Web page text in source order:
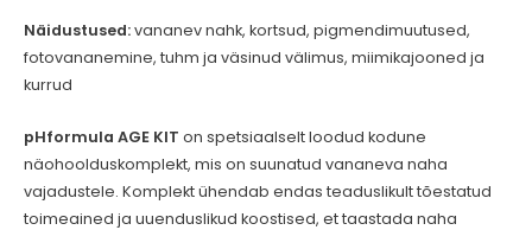
Näidustused:vananev nahk, kortsud, pigmendimuutused,
fotovananemine, tuhm ja väsinud välimus, miimikajooned ja
kurrud
pHformula AGE KIT on spetsiaalselt loodud kodune
näohoolduskomplekt, mis on suunatud vananeva naha
vajadustele. Komplekt ühendab endas teaduslikult tõestatud
toimeained ja uuenduslikud koostised, et taastada naha